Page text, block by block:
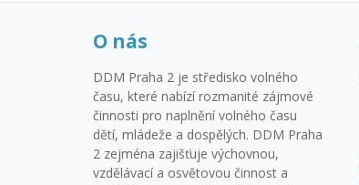
O nás
DDM Praha 2 je středisko volného
času, které nabízí rozmanité zájmové
činnosti pro naplnění volného času
dětí, mládeže a dospělých. DDM Praha
2 zejména zajišťuje výchovnou,
vzdělávací a osvětovou činnost a